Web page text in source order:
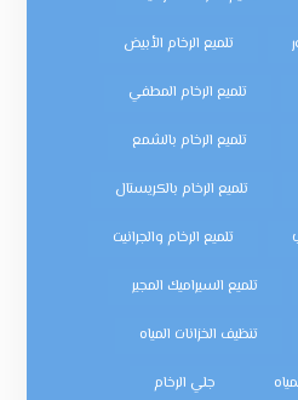
تلميع الرخام الأبيض
تلميع الرخام المطفي
تلميع الرخام بالشمع
تلميع الرخام بالكريستال
تلميع الرخام والجرانيت
تلميع السيراميك المجير
تنظيف الخزانات المياه
جلي الرخام